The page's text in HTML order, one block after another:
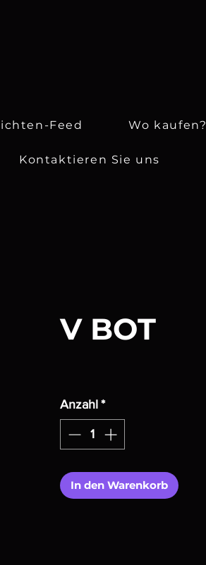
Feed Wo kaufen?
Kontaktieren Sie uns
V BOT
Anzahl *
In den Warenkorb